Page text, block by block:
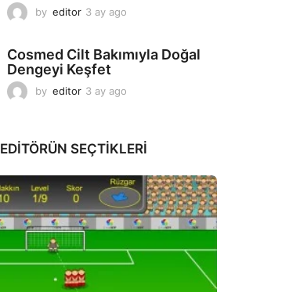
by editor 3 ay ago
a
Cosmed Cilt Bakımıyla Doğal
Dengeyi Keşfet
by editor 3 ay ago
g
EDITÖRÜN SEÇTIKLERI